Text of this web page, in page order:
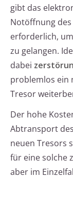
gibt das
Notöffnung
erforderlich,
zu gelangen.
dabei
problemlos ein
Tresor
Der hohe
Abtransport
neuen Tresors
für eine solche
aber im